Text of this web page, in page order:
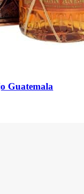
Guatemala